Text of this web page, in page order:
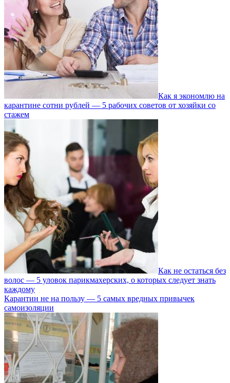
Как я экономлю на
карантине сотни рублей — 5 рабочих советов от хозяйки со
стажем
Как не остаться без
волос — 5 уловок парикмахерских, о которых следует знать
каждому
Карантин не на пользу — 5 самых вредных привычек
самоизоляции